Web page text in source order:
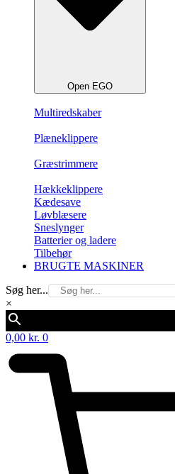
Open EGO
Multiredskaber
Plæneklippere
Græstrimmere
Hækkeklippere
Kædesave
Løvblæsere
Sneslynger
Batterier og ladere
Tilbehør
BRUGTE MASKINER
Søg her...
×
0,00 kr. 0